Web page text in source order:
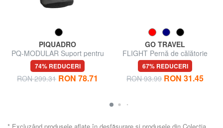
PIQUADRO
PQ-MODULAR Suport pentru
sticle de apă
74% REDUCERI
RON 299.31 RON 78.71
GO TRAVEL
FLIGHT Pernă de călătorie
67% REDUCERI
RON 93.99 RON 31.45